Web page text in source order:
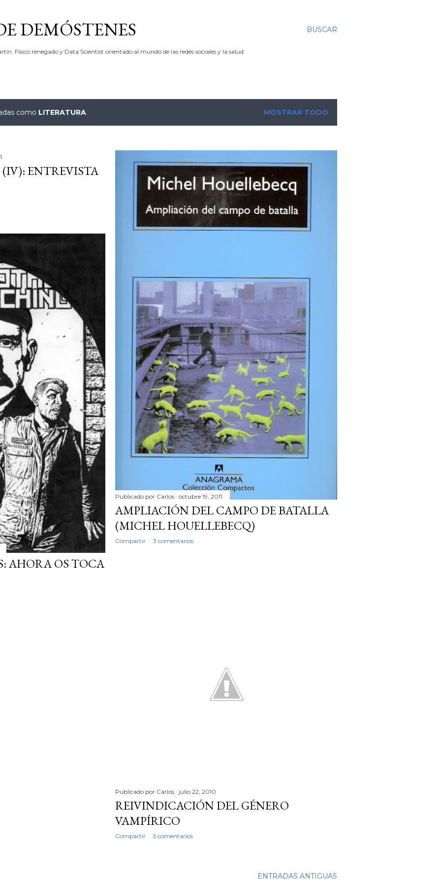
BUSCAR
DEMÓSTENES
Físico renegado y Data Scientist orientado al mundo de las redes sociales y la salud
como LITERATURA MOSTRAR TODO
ENTREVISTA
Publicado por Carlos octubre 19, 2011
AMPLIACIÓN DEL CAMPO DE BATALLA
(MICHEL HOUELLEBECQ)
Compartir 3 comentarios
AHORA OS TOCA
Publicado por Carlos julio 22, 2010
REIVINDICACIÓN DEL GÉNERO
VAMPÍRICO
Compartir 5 comentarios
ENTRADAS ANTIGUAS